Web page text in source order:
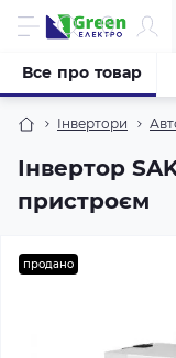
Iнвертори
Інвертор
пристроєм
Все про товар
продано